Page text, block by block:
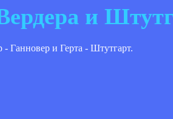
и
Ганновер и Герта - Штутгарт.